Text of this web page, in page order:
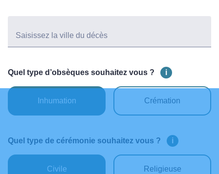
Saisissez la ville du décès
Quel type d’obsèques souhaitez vous ? i
Inhumation Crémation
Quel type de cérémonie souhaitez vous ? i
Civile Religieuse